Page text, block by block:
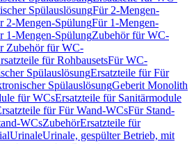
SpülauslösungFür 2-Mengen-
2-Mengen-SpülungFür 1-Mengen-
1-Mengen-SpülungZubehör für WC-
Zubehör für WC-
für RohbausetsFür WC-
SpülauslösungErsatzteile für Für
SpülauslösungGeberit Monolith
für WCsErsatzteile für Sanitärmodule
für Für Wand-WCsFür Stand-
WCsZubehörErsatzteile für
UrinaleUrinale, gespülter Betrieb, mit